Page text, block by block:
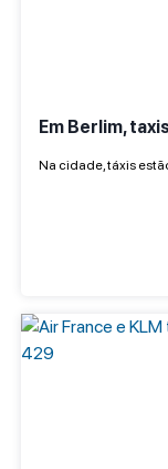
Em Berlim,
Na cidade, táxis